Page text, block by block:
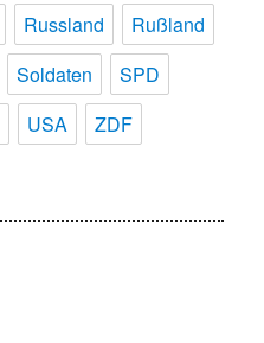
Russland
Rußland
Soldaten
SPD
USA ZDF